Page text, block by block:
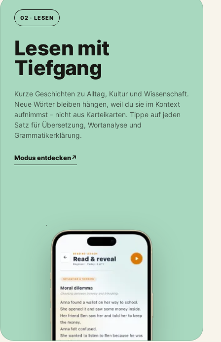
02 · LESEN
Lesen mit
Tiefgang
Kurze Geschichten zu Alltag, Kultur und Wissenschaft.
Neue Wörter bleiben hängen, weil du sie im Kontext
aufnimmst – nicht aus Karteikarten. Tippe auf jeden
Satz für Übersetzung, Wortanalyse und
Grammatikerklärung.
Modus entdecken↗